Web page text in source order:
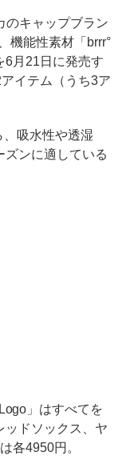
キャップブラン
機能性素材「brrr°
6月21日に発売す
イテム（うち3ア
、吸水性や透湿
ズンに適している
」はすべてを
ッドソックス、ヤ
各4950円。